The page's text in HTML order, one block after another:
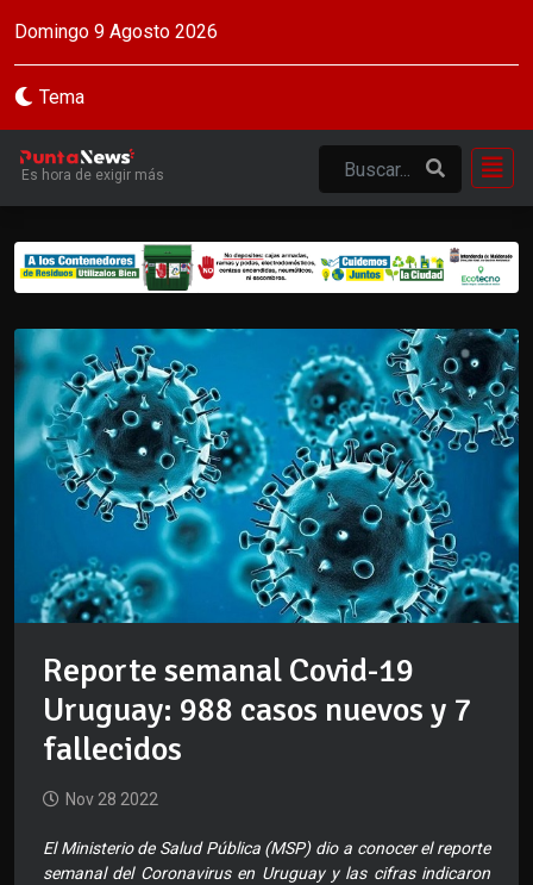
Domingo 9 Agosto 2026
Tema
Es hora de exigir más
Reporte semanal Covid-19
Uruguay: 988 casos nuevos y 7
fallecidos
Nov 28 2022
El Ministerio de Salud Pública (MSP) dio a conocer el reporte
semanal del Coronavirus en Uruguay y las cifras indicaron